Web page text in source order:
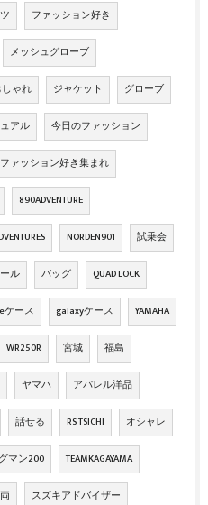
ファッション好き
メッシュグローブ
ゃれ ジャケット グローブ
アル 今日のファッション
ファッション好き集まれ
890ADVENTURE
NORDEN901 試乗会
ル バッグ QUAD LOCK
ケース galaxyケース YAMAHA
WR250R 宮城 福島
ヤマハ アパレル洋品
話せる RS TSICHI オシャレ
マン200 TEAMKAGAYAMA
スズキアドバイザー